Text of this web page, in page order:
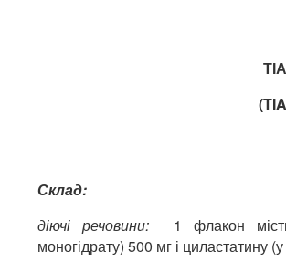
(
Склад:
діючі речовини:
1 флакон
моногідрату) 500 мг і циластатину